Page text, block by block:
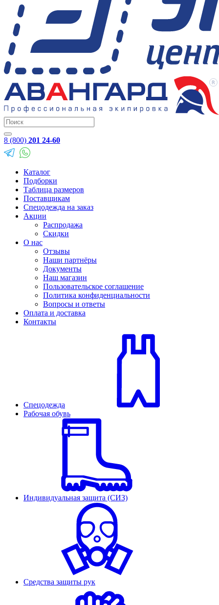
8 (800) 201 24-60
Каталог
Подборки
Таблица размеров
Поставщикам
Спецодежда на заказ
Акции
Распродажа
Скидки
О нас
Отзывы
Наши партнёры
Документы
Наш магазин
Пользовательское соглашение
Политика конфиденциальности
Вопросы и ответы
Оплата и доставка
Контакты
Спецодежда
Рабочая обувь
Индивидуальная защита (СИЗ)
Средства защиты рук